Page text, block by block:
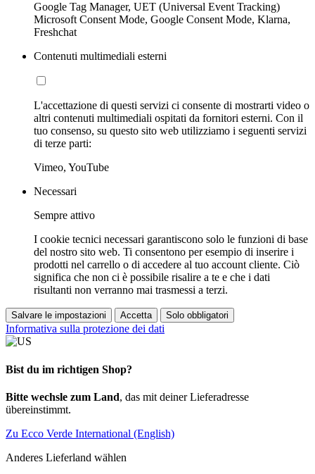
Google Tag Manager, UET (Universal Event Tracking)
Microsoft Consent Mode, Google Consent Mode, Klarna,
Freshchat
Contenuti multimediali esterni
L'accettazione di questi servizi ci consente di mostrarti video o
altri contenuti multimediali ospitati da fornitori esterni. Con il
tuo consenso, su questo sito web utilizziamo i seguenti servizi
di terze parti:
Vimeo, YouTube
Necessari
Sempre attivo
I cookie tecnici necessari garantiscono solo le funzioni di base
del nostro sito web. Ti consentono per esempio di inserire i
prodotti nel carrello o di accedere al tuo account cliente. Ciò
significa che non ci è possibile risalire a te e che i dati
risultanti non verranno mai trasmessi a terzi.
Salvare le impostazioni Accetta Solo obbligatori
Informativa sulla protezione dei dati
Bist du im richtigen Shop?
Bitte wechsle zum Land, das mit deiner Lieferadresse
übereinstimmt.
Zu Ecco Verde International (English)
Anderes Lieferland wählen